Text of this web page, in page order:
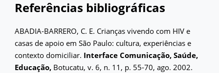
Referências bibliográficas
ABADIA-BARRERO, C. E. Crianças vivendo com HIV e
casas de apoio em São Paulo: cultura, experiências e
contexto domiciliar. Interface Comunicação, Saúde,
Educação, Botucatu, v. 6, n. 11, p. 55-70, ago. 2002.